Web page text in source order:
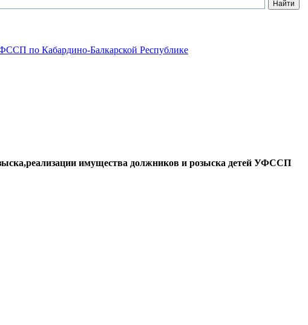
по Кабардино-Балкарской Республике
имущества должников и розыска детей УФССП